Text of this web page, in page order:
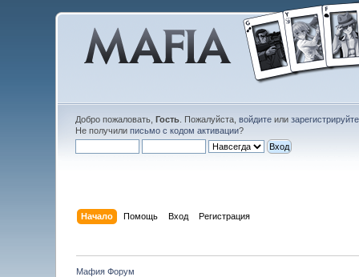
Добро пожаловать, Гость. Пожалуйста, войдитеили
Не получили письмо с кодом активации?
Начало Помощь Вход Регистрация
Мафия Форум